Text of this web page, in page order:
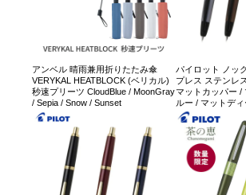
アンベル 晴雨兼用折りたたみ傘
VERYKAL HEATBLOCK (ベリカル)
秒速プリーツ CloudBlue / MoonGray
/ Sepia / Snow / Sunset
パイロット ノッ
プレス ステンレ
マットカッパー /
ルー / マットデ